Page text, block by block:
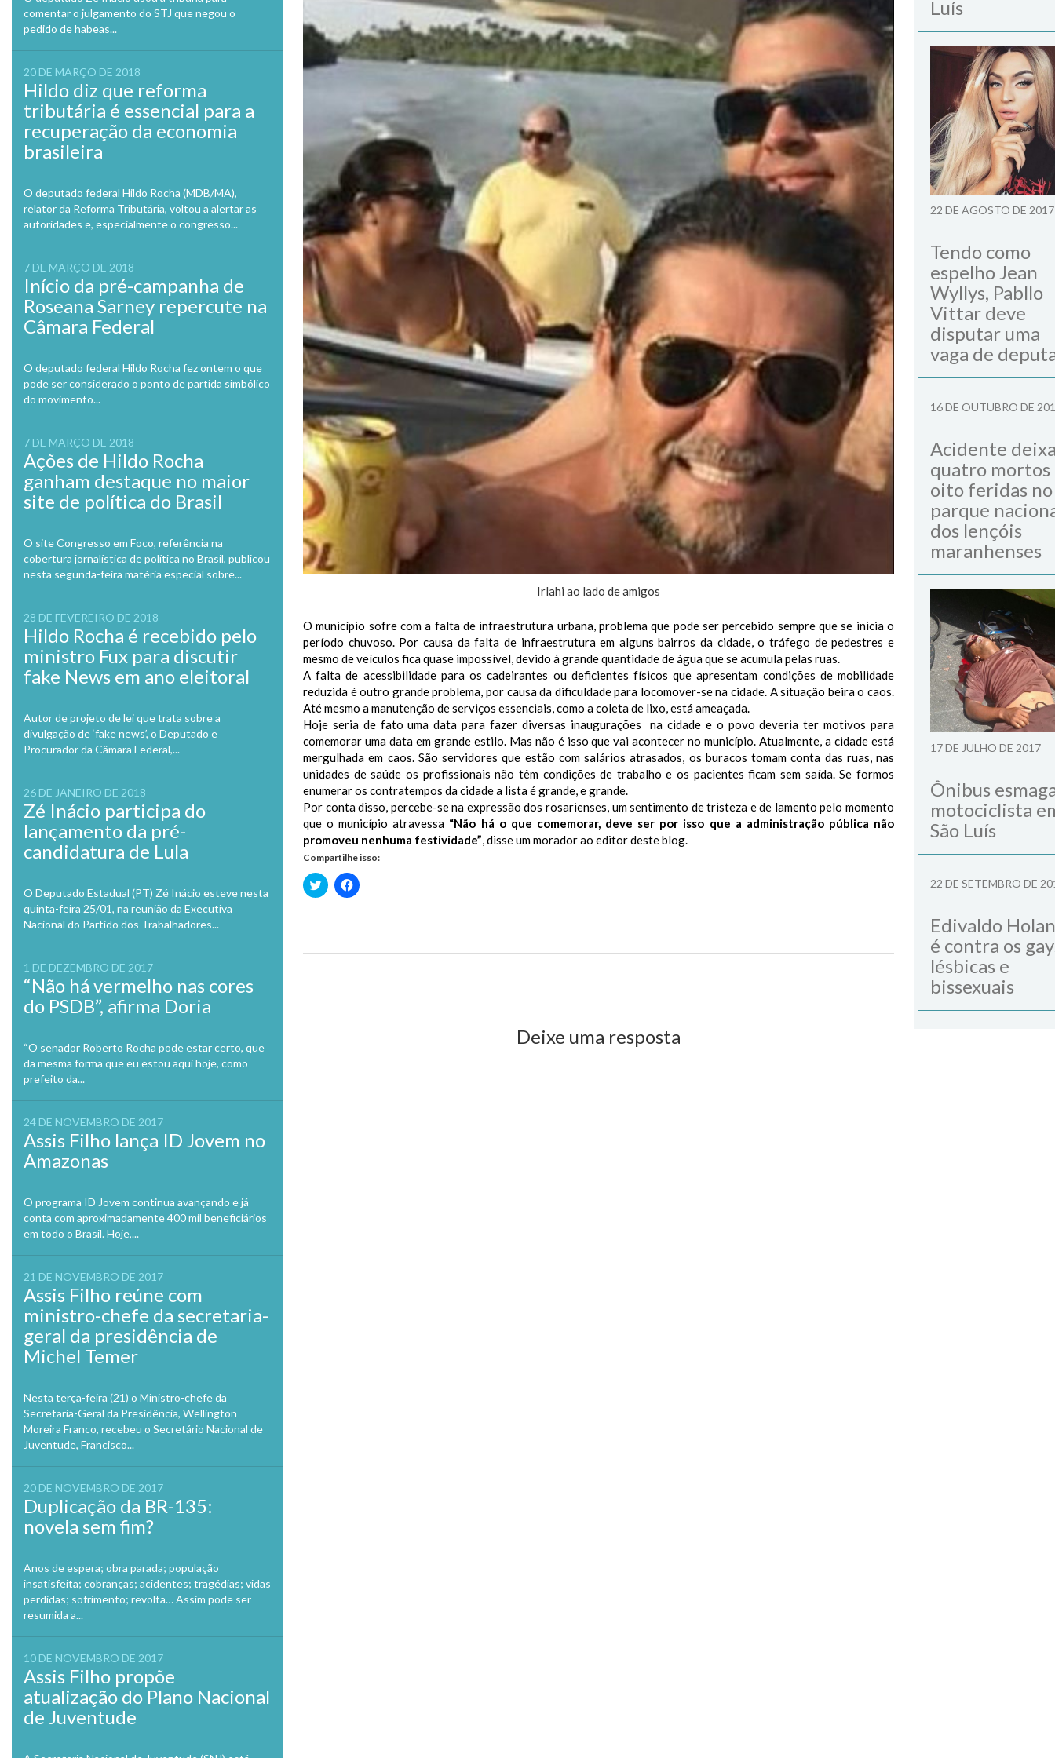
comentar o julgamento do STJ que negou o
pedido de habeas...
20 DE MARÇO DE 2018
Hildo diz que reforma
tributária é essencial para a
recuperação da economia
brasileira
O deputado federal Hildo Rocha (MDB/MA),
relator da Reforma Tributária, voltou a alertar as
autoridades e, especialmente o congresso...
7 DE MARÇO DE 2018
Início da pré-campanha de
Roseana Sarney repercute na
Câmara Federal
O deputado federal Hildo Rocha fez ontem o que
pode ser considerado o ponto de partida simbólico
do movimento...
7 DE MARÇO DE 2018
Ações de Hildo Rocha
ganham destaque no maior
site de política do Brasil
O site Congresso em Foco, referência na
cobertura jornalística de política no Brasil, publicou
nesta segunda-feira matéria especial sobre...
28 DE FEVEREIRO DE 2018
Hildo Rocha é recebido pelo
ministro Fux para discutir
fake News em ano eleitoral
Autor de projeto de lei que trata sobre a
divulgação de ‘fake news’, o Deputado e
Procurador da Câmara Federal,...
26 DE JANEIRO DE 2018
Zé Inácio participa do
lançamento da pré-
candidatura de Lula
O Deputado Estadual (PT) Zé Inácio esteve nesta
quinta-feira 25/01, na reunião da Executiva
Nacional do Partido dos Trabalhadores...
1 DE DEZEMBRO DE 2017
“Não há vermelho nas cores
do PSDB”, afirma Doria
“O senador Roberto Rocha pode estar certo, que
da mesma forma que eu estou aqui hoje, como
prefeito da...
24 DE NOVEMBRO DE 2017
Assis Filho lança ID Jovem no
Amazonas
O programa ID Jovem continua avançando e já
conta com aproximadamente 400 mil beneficiários
em todo o Brasil. Hoje,...
21 DE NOVEMBRO DE 2017
Assis Filho reúne com
ministro-chefe da secretaria-
geral da presidência de
Michel Temer
Nesta terça-feira (21) o Ministro-chefe da
Secretaria-Geral da Presidência, Wellington
Moreira Franco, recebeu o Secretário Nacional de
Juventude, Francisco...
20 DE NOVEMBRO DE 2017
Duplicação da BR-135:
novela sem fim?
Anos de espera; obra parada; população
insatisfeita; cobranças; acidentes; tragédias; vidas
perdidas; sofrimento; revolta… Assim pode ser
resumida a...
10 DE NOVEMBRO DE 2017
Assis Filho propõe
atualização do Plano Nacional
de Juventude
Irlahi ao lado de amigos
O município sofre com a falta de infraestrutura urbana, problema que pode ser percebido sempre que se inicia o
período chuvoso. Por causa da falta de infraestrutura em alguns bairros da cidade, o tráfego de pedestres e
mesmo de veículos fica quase impossível, devido à grande quantidade de água que se acumula pelas ruas.
A falta de acessibilidade para os cadeirantes ou deficientes físicos que apresentam condições de mobilidade
reduzida é outro grande problema, por causa da dificuldade para locomover-se na cidade. A situação beira o caos.
Até mesmo a manutenção de serviços essenciais, como a coleta de lixo, está ameaçada.
Hoje seria de fato uma data para fazer diversas inaugurações na cidade e o povo deveria ter motivos para
comemorar uma data em grande estilo. Mas não é isso que vai acontecer no município. Atualmente, a cidade está
mergulhada em caos. São servidores que estão com salários atrasados, os buracos tomam conta das ruas, nas
unidades de saúde os profissionais não têm condições de trabalho e os pacientes ficam sem saída. Se formos
enumerar os contratempos da cidade a lista é grande, e grande.
Por conta disso, percebe-se na expressão dos rosarienses, um sentimento de tristeza e de lamento pelo momento
que o município atravessa “Não há o que comemorar, deve ser por isso que a administração pública não
promoveu nenhuma festividade”, disse um morador ao editor deste blog.
Compartilhe isso:
Clique
para
janela)
Clique
para
janela)
Deixe uma resposta
Luís
22 DE AGOSTO DE 2017
Tendo como
espelho Jean
Wyllys, Pabllo
Vittar deve
disputar uma
vaga de
16 DE OUTUBRO DE
Acidente
quatro mortos
oito feridas no
parque
dos lençóis
maranhenses
17 DE JULHO DE 2017
Ônibus
motociclista
São Luís
22 DE SETEMBRO DE
Edivaldo
é contra os
lésbicas e
bissexuais